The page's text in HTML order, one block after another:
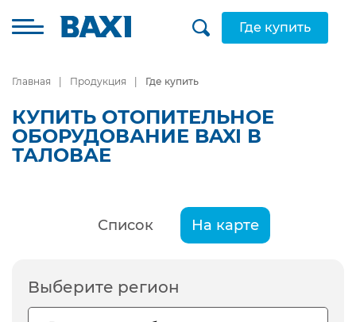
Где купить
Главная Продукция Где купить
КУПИТЬ ОТОПИТЕЛЬНОЕ
ОБОРУДОВАНИЕ BAXI В
ТАЛОВАЕ
Список На карте
Выберите регион